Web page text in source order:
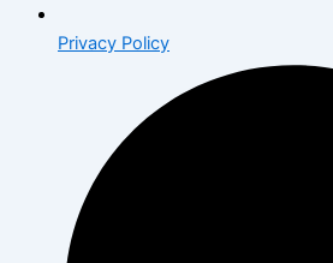
Privacy Policy